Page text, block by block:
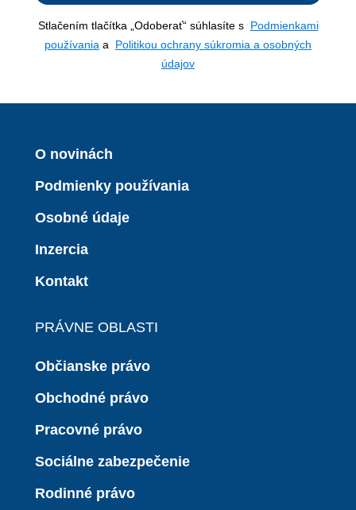
Stlačením tlačítka „Odoberať“ súhlasíte s Podmienkami
používania a Politikou ochrany súkromia a osobných
údajov
O novinách
Podmienky používania
Osobné údaje
Inzercia
Kontakt
PRÁVNE OBLASTI
Občianske právo
Obchodné právo
Pracovné právo
Sociálne zabezpečenie
Rodinné právo